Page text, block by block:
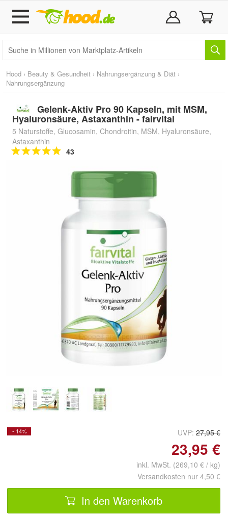
Hood › Beauty & Gesundheit › Nahrungsergänzung & Diät ›
Nahrungsergänzung
Gelenk-Aktiv Pro 90 Kapseln, mit MSM,
Hyaluronsäure, Astaxanthin - fairvital
5 Naturstoffe, Glucosamin, Chondroitin, MSM, Hyaluronsäure,
Astaxanthin
43
Doppelt antippen zum
vergrößern
- 14% UVP: 27,95 €
23,95 €
inkl. MwSt. (269,10 € / kg)
Versandkosten nur 4,50 €
In den Warenkorb